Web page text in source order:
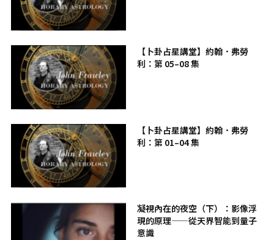
【卜卦占星講堂】約翰．弗勞
利：第 05–08 集
【卜卦占星講堂】約翰．弗勞
利：第 01–04 集
凝視內在的夜空（下）：影像浮
現的原理——從天界智能到量子
意識